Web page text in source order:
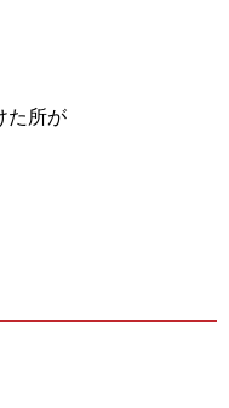
た所が